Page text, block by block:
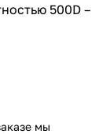
500D –
мы